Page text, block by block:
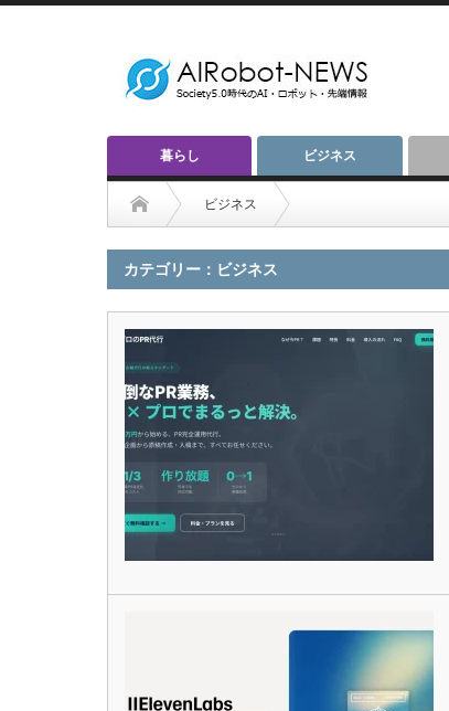
暮らし ビジネス
ビジネス
カテゴリー：ビジネス